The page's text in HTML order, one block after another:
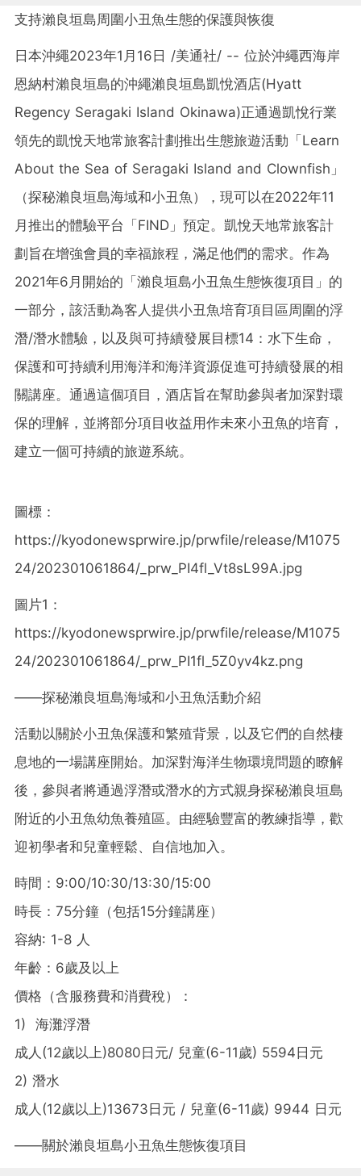
支持瀨良垣島周圍小丑魚生態的保護與恢復
日本沖繩2023年1月16日 /美通社/ -- 位於沖繩西海岸
恩納村瀨良垣島的沖繩瀨良垣島凱悅酒店(Hyatt
Regency Seragaki Island Okinawa)正通過凱悅行業
領先的凱悅天地常旅客計劃推出生態旅遊活動「Learn
About the Sea of Seragaki Island and Clownfish」
（探秘瀨良垣島海域和小丑魚），現可以在2022年11
月推出的體驗平台「FIND」預定。凱悅天地常旅客計
劃旨在增強會員的幸福旅程，滿足他們的需求。作為
2021年6月開始的「瀨良垣島小丑魚生態恢復項目」的
一部分，該活動為客人提供小丑魚培育項目區周圍的浮
潛/潛水體驗，以及與可持續發展目標14：水下生命，
保護和可持續利用海洋和海洋資源促進可持續發展的相
關講座。通過這個項目，酒店旨在幫助參與者加深對環
保的理解，並將部分項目收益用作未來小丑魚的培育，
建立一個可持續的旅遊系統。
圖標：
https://kyodonewsprwire.jp/prwfile/release/M1075
24/202301061864/_prw_PI4fl_Vt8sL99A.jpg
圖片1：
https://kyodonewsprwire.jp/prwfile/release/M1075
24/202301061864/_prw_PI1fl_5Z0yv4kz.png
——探秘瀨良垣島海域和小丑魚活動介紹
活動以關於小丑魚保護和繁殖背景，以及它們的自然棲
息地的一場講座開始。加深對海洋生物環境問題的瞭解
後，參與者將通過浮潛或潛水的方式親身探秘瀨良垣島
附近的小丑魚幼魚養殖區。由經驗豐富的教練指導，歡
迎初學者和兒童輕鬆、自信地加入。
時間：9:00/10:30/13:30/15:00
時長：75分鐘（包括15分鐘講座）
容納: 1-8 人
年齡：6歲及以上
價格（含服務費和消費稅）：
1) 海灘浮潛
成人(12歲以上)8080日元/ 兒童(6-11歲) 5594日元
2) 潛水
成人(12歲以上)13673日元 / 兒童(6-11歲) 9944 日元
——關於瀨良垣島小丑魚生態恢復項目